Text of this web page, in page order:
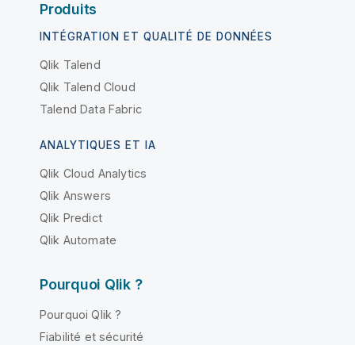
Produits
INTÉGRATION ET QUALITÉ DE DONNÉES
Qlik Talend
Qlik Talend Cloud
Talend Data Fabric
ANALYTIQUES ET IA
Qlik Cloud Analytics
Qlik Answers
Qlik Predict
Qlik Automate
Pourquoi Qlik ?
Pourquoi Qlik ?
Fiabilité et sécurité